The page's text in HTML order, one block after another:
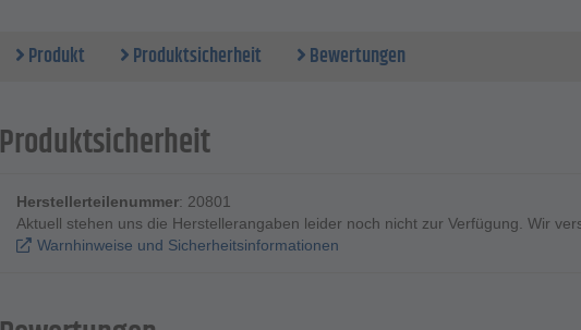
Produkt Produktsicherheit Bewertungen
Produktsicherheit
Herstellerteilenummer: 20801
Aktuell stehen uns die Herstellerangaben leider noch nicht zur Verfügung. Wir
Warnhinweise und Sicherheitsinformationen